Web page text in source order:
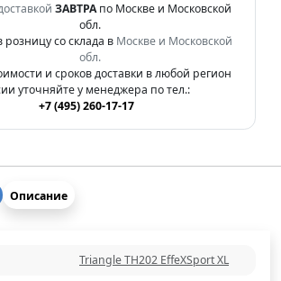
ЗАВТРАпо Москве и Московской
обл.
со склада в Москве и Московской
обл.
и сроков доставки в любой регион
уточняйте у менеджера по тел.:
+7 (495) 260-17-17
Описание
Triangle TH202 EffeXSport XL